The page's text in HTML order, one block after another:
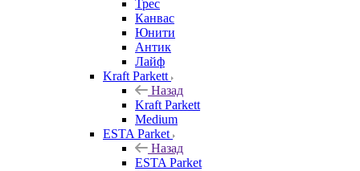
Трес
Канвас
Юнити
Антик
Лайф
Kraft Parkett
Назад
Kraft Parkett
Medium
ESTA Parket
Назад
ESTA Parket